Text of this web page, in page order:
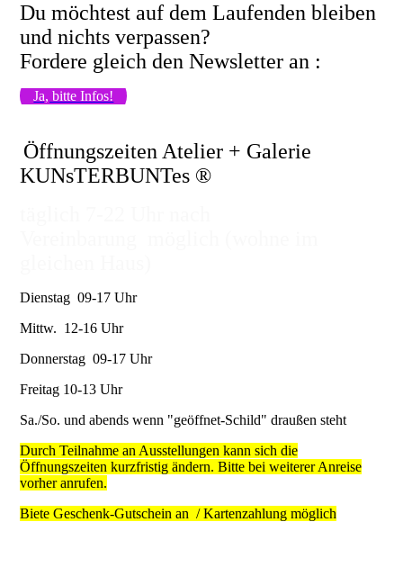
Du möchtest auf dem Laufenden bleiben
und nichts verpassen?
Fordere gleich den Newsletter an :
Ja, bitte Infos!
Öffnungszeiten Atelier + Galerie
KUNsTERBUNTes ®
Dienstag 09-17 Uhr
Mittw. 12-16 Uhr
Donnerstag 09-17 Uhr
Freitag 10-13 Uhr
Sa./So. und abends wenn "geöffnet-Schild" draußen steht
Durch Teilnahme an Ausstellungen kann sich die
Öffnungszeiten kurzfristig ändern. Bitte bei weiterer Anreise
vorher anrufen.
Biete Geschenk-Gutschein an / Kartenzahlung möglich